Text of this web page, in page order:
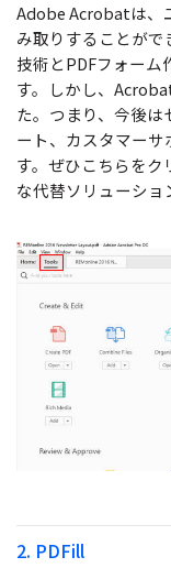
Adobe Acrobatは、
み取りすることがで
技術とPDFフォーム
す。しかし、
た。つまり、今後
ート、カスタマー
す。ぜひこちらを
な代替ソリューショ
2. PDFill